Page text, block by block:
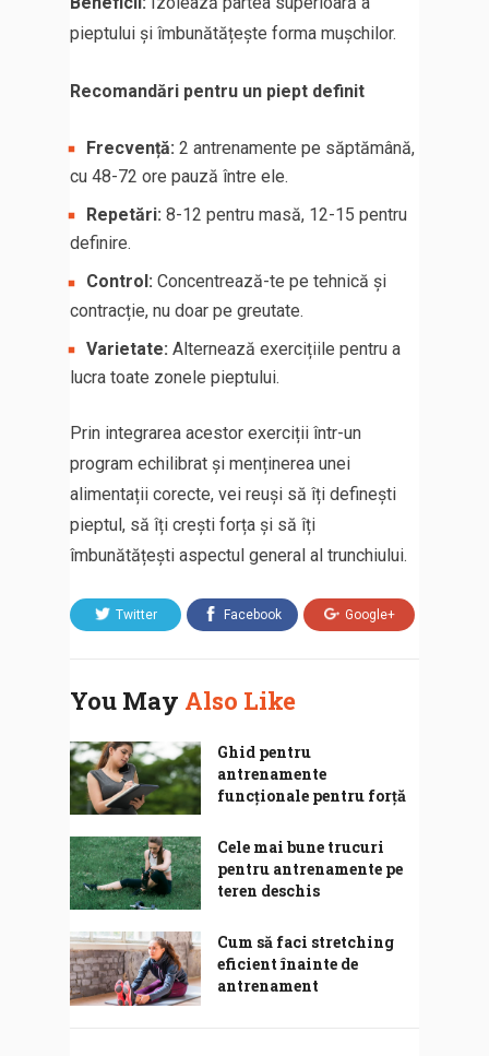
pieptului și îmbunătățește forma mușchilor.
Recomandări pentru un piept definit
Frecvență: 2 antrenamente pe săptămână,
cu 48-72 ore pauză între ele.
Repetări: 8-12 pentru masă, 12-15 pentru
definire.
Control: Concentrează-te pe tehnică și
contracție, nu doar pe greutate.
Varietate: Alternează exercițiile pentru a
lucra toate zonele pieptului.
Prin integrarea acestor exerciții într-un
program echilibrat și menținerea unei
alimentații corecte, vei reuși să îți definești
pieptul, să îți crești forța și să îți
îmbunătățești aspectul general al trunchiului.
Twitter Facebook Google+
You May Also Like
Ghid pentru
antrenamente
funcționale pentru forță
Cele mai bune trucuri
pentru antrenamente pe
teren deschis
Cum să faci stretching
eficient înainte de
antrenament